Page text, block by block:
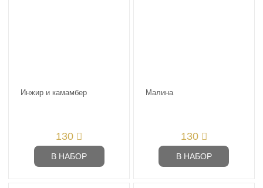
Инжир и камамбер
130
В НАБОР
Малина
130
В НАБОР